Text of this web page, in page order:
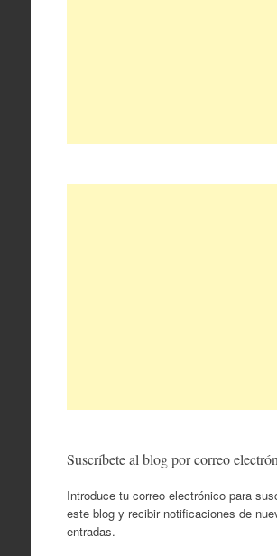
Suscríbete al blog por correo
Introduce tu correo electrónico para
este blog y recibir notificaciones de
entradas.